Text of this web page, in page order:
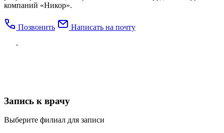
компаний «Никор».
Позвонить Написать на почту
Запись к врачу
Выберите филиал для записи